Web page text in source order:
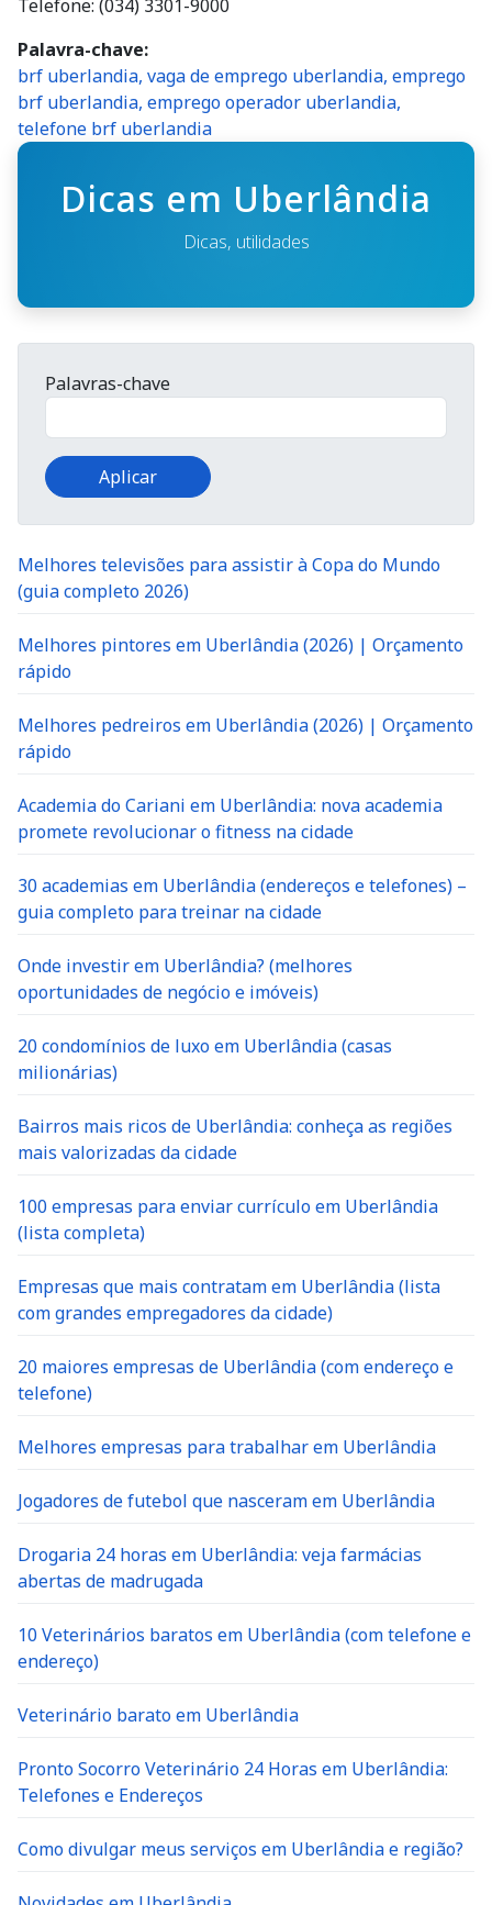
Telefone: (034) 3301-9000
Palavra-chave
brf uberlandia, vaga de emprego uberlandia, emprego
brf uberlandia, emprego operador uberlandia,
telefone brf uberlandia
Dicas em Uberlândia
Dicas, utilidades
Palavras-chave
Melhores televisões para assistir à Copa do Mundo
(guia completo 2026)
Melhores pintores em Uberlândia (2026) | Orçamento
rápido
Melhores pedreiros em Uberlândia (2026) | Orçamento
rápido
Academia do Cariani em Uberlândia: nova academia
promete revolucionar o fitness na cidade
30 academias em Uberlândia (endereços e telefones) –
guia completo para treinar na cidade
Onde investir em Uberlândia? (melhores
oportunidades de negócio e imóveis)
20 condomínios de luxo em Uberlândia (casas
milionárias)
Bairros mais ricos de Uberlândia: conheça as regiões
mais valorizadas da cidade
100 empresas para enviar currículo em Uberlândia
(lista completa)
Empresas que mais contratam em Uberlândia (lista
com grandes empregadores da cidade)
20 maiores empresas de Uberlândia (com endereço e
telefone)
Melhores empresas para trabalhar em Uberlândia
Jogadores de futebol que nasceram em Uberlândia
Drogaria 24 horas em Uberlândia: veja farmácias
abertas de madrugada
10 Veterinários baratos em Uberlândia (com telefone e
endereço)
Veterinário barato em Uberlândia
Pronto Socorro Veterinário 24 Horas em Uberlândia:
Telefones e Endereços
Como divulgar meus serviços em Uberlândia e região?